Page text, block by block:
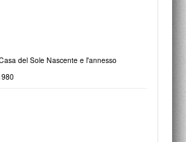
del Sole Nascente e l'annesso